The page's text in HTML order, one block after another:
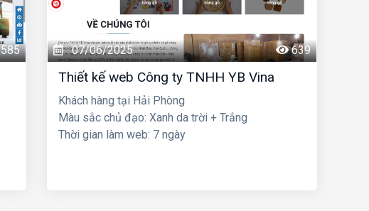
07/06/2025 639
Thiết kế web Công ty TNHH YB Vina
Khách hàng tại Hải Phòng
Màu sắc chủ đạo: Xanh da trời + Trắng
Thời gian làm web: 7 ngày